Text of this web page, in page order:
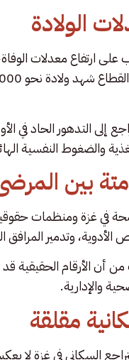
الولادة
على ارتفاع معدلات
إلى التدهور الحاد في
والضغوط النفسية
بين
في غزة ومنظمات
الأدوية، وتدمير
أن الأرقام الحقيقية
والإدارية.
مقلقة
السكاني في غزة لا